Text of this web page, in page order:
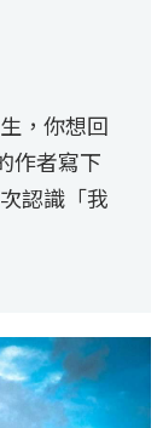
，你想回
作者寫下
認識「我